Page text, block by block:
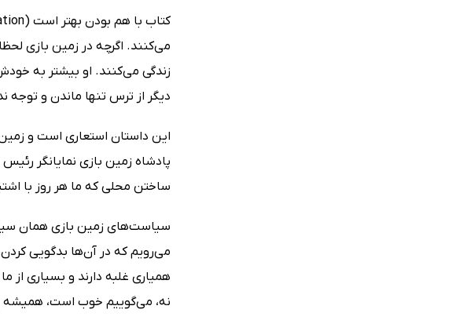
می‌کنند. اگرچه در زمین بازی
زندگی می‌کنند. او بیشتر به
دیگر از ترس تنها ماندن و
این داستان استعاری است و
پادشاه زمین بازی نمایانگر
ساختن محلی که ما هر روز با
سیاست‌های زمین بازی همان
می‌رویم که در آن‌ها بدگویی
همیاری غلبه دارند و بسیاری از
نه، می‌گوییم خوب است،